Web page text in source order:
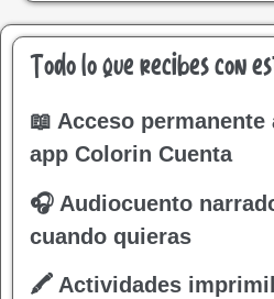
Todo lo que recibes con
📖 Acceso
app Colorin Cuenta
🎧 Audiocuento
cuando quieras
🖍 Actividades